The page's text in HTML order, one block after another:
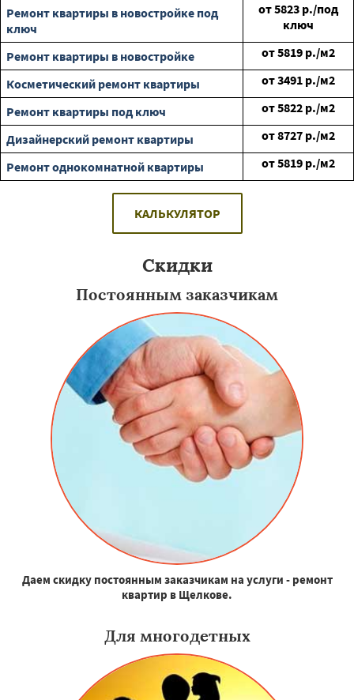
Ремонт квартиры в новостройке под
ключ
от5823 р./под
ключ
Ремонт квартиры в новостройке
от5819 р./м2
Косметический ремонт квартиры
от3491 р./м2
Ремонт квартиры под ключ
от5822 р./м2
Дизайнерский ремонт квартиры
от8727 р./м2
Ремонт однокомнатной квартиры
от5819 р./м2
КАЛЬКУЛЯТОР
Скидки
Постоянным заказчикам
Даем скидку постоянным заказчикам на услуги - ремонт
квартир в Щелкове.
Для многодетных